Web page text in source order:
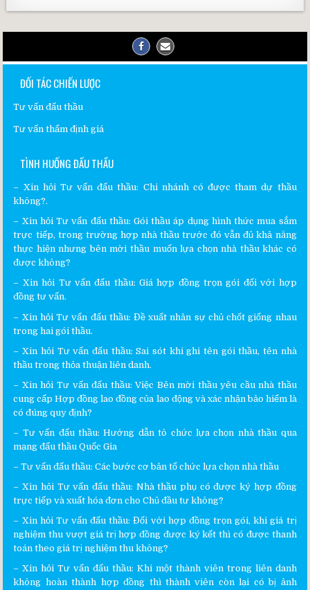
ĐỐI TÁC CHIẾN LƯỢC
Tư vấn đấu thầu
Tư vấn thẩm định giá
TÌNH HUỐNG ĐẤU THẦU
– Xin hỏi Tư vấn đấu thầu: Chi nhánh có được tham dự thầu
không?.
– Xin hỏiTư vấn đấu thầu:Gói thầu áp dụng hình thức mua sắm
trực tiếp, trong trường hợp nhà thầu trước đó vẫn đủ khả năng
thực hiện nhưng bên mời thầu muốn lựa chọn nhà thầu khác có
được không?
– Xin hỏi Tư vấn đấu thầu: Giá hợp đồng trọn gói đối với hợp
đồng tư vấn.
– Xin hỏiTư vấn đấu thầu:Đề xuất nhân sự chủ chốt giống nhau
trong hai gói thầu.
– Xin hỏi Tư vấn đấu thầu:Sai sót khi ghi tên gói thầu, tên nhà
thầu trong thỏa thuận liên danh.
– Xin hỏi Tư vấn đấu thầu:Việc Bên mời thầu yêu cầu nhà thầu
cung cấp Hợp đồng lao đồng của lao động và xác nhận bảo hiểm là
có đúng quy định?
– Tư vấn đấu thầu:Hướng dẫn tô chức lựa chọn nhà thầu qua
mạng đấu thầu Quốc Gia
–Tư vấn đấu thầu:Các bước cơ bản tổ chức lựa chọn nhà thầu
– Xin hỏi Tư vấn đấu thầu: Nhà thầu phụ có được ký hợp đồng
trực tiếp và xuất hóa đơn cho Chủ đầu tư không?
– Xin hỏi Tư vấn đấu thầu:Đối với hợp đồng trọn gói, khi giá trị
nghiệm thu vượt giá trị hợp đồng được ký kết thì có được thanh
toán theo giá trị nghiệm thu không?
– Xin hỏiTư vấn đấu thầu: Khi một thành viên trong liên danh
không hoàn thành hợp đồng thì thành viên còn lại có bị ảnh